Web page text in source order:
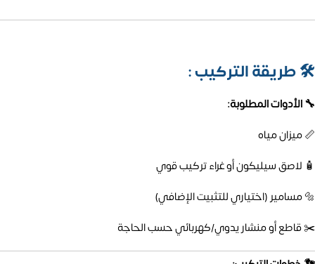
🛠️طريقة التركيب :
🔧 الأدوات المطلوبة:
📏 ميزان مياه
🧴 لاصق سيليكون أو غراء تركيب قوي
🔩 مسامير (اختياري للتثبيت الإضافي)
✂️ قاطع أو منشار يدوي/كهربائي حسب الحاجة